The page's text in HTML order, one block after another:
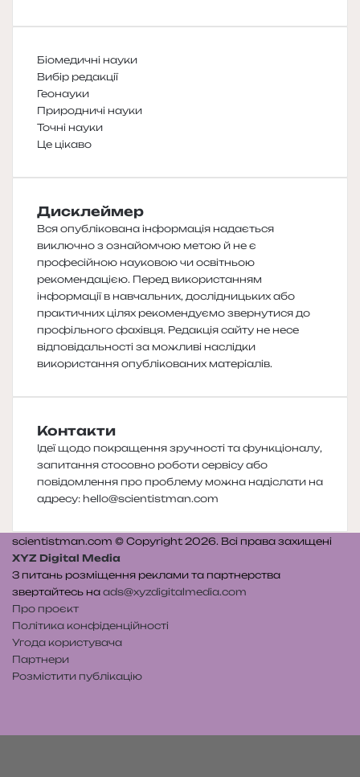
Біомедичні науки
Вибір редакції
Геонауки
Природничі науки
Точні науки
Це цікаво
Дисклеймер
Вся опублікована інформація надається
виключно з ознайомчою метою й не є
професійною науковою чи освітньою
рекомендацією. Перед використанням
інформації в навчальних, дослідницьких або
практичних цілях рекомендуємо звернутися до
профільного фахівця. Редакція сайту не несе
відповідальності за можливі наслідки
використання опублікованих матеріалів.
Контакти
Ідеї щодо покращення зручності та функціоналу,
запитання стосовно роботи сервісу або
повідомлення про проблему можна надіслати на
адресу: hello@scientistman.com
scientistman.com © Copyright 2026. Всі права захищені
XYZ Digital Media
З питань розміщення реклами та партнерства
звертайтесь на ads@xyzdigitalmedia.com
Про проєкт
Політика конфіденційності
Угода користувача
Партнери
Розмістити публікацію